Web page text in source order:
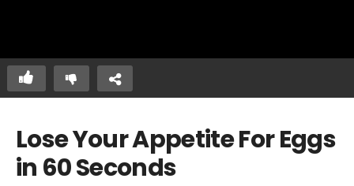
COMMENTA
Copia Codice Embed
Lose Your Appetite For Eggs
in 60 Seconds